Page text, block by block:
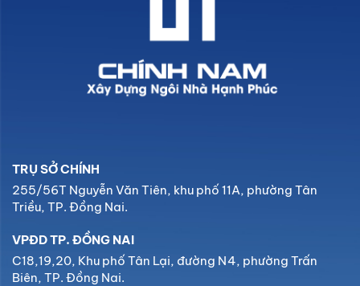
TRỤ SỞ CHÍNH
255/56T Nguyễn Văn Tiên, khu phố 11A, phường Tân
Triều, TP. Đồng Nai.
VPĐD TP. ĐỒNG NAI
C18,19,20, Khu phố Tân Lại, đường N4, phường Trấn
Biên, TP. Đồng Nai.